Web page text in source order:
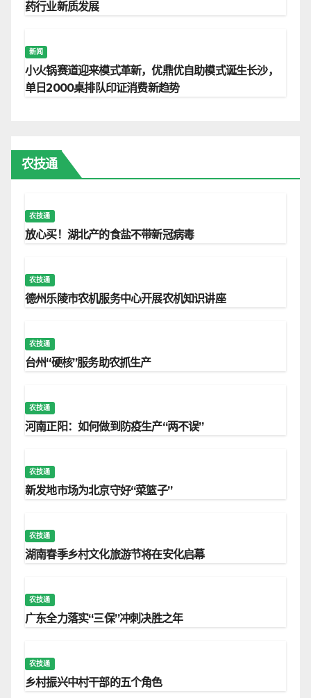
药行业新质发展
新闻
小火锅赛道迎来模式革新，优鼎优自助模式诞生长沙，
单日2000桌排队印证消费新趋势
农技通
农技通
放心买！湖北产的食盐不带新冠病毒
农技通
德州乐陵市农机服务中心开展农机知识讲座
农技通
台州“硬核”服务助农抓生产
农技通
河南正阳：如何做到防疫生产“两不误”
农技通
新发地市场为北京守好“菜篮子”
农技通
湖南春季乡村文化旅游节将在安化启幕
农技通
广东全力落实“三保”冲刺决胜之年
农技通
乡村振兴中村干部的五个角色